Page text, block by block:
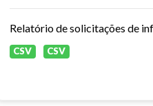
Relatório de solicitações de
CSV CSV